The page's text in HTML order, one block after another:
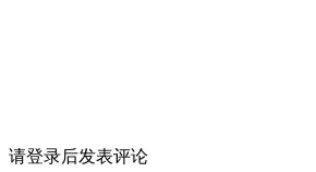
请登录后发表评论